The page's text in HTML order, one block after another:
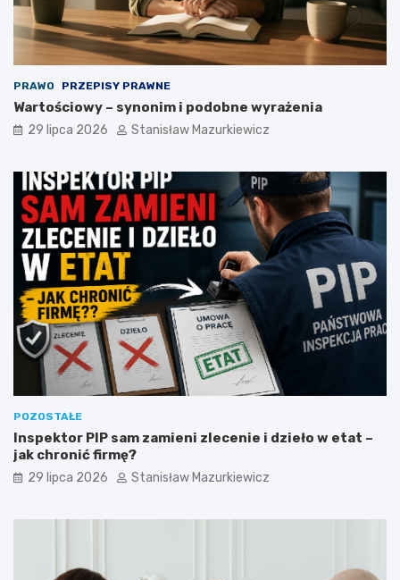
PRAWO PRZEPISY PRAWNE
Wartościowy – synonim i podobne wyrażenia
29 lipca 2026 Stanisław Mazurkiewicz
POZOSTAŁE
Inspektor PIP sam zamieni zlecenie i dzieło w etat –
jak chronić firmę?
29 lipca 2026 Stanisław Mazurkiewicz